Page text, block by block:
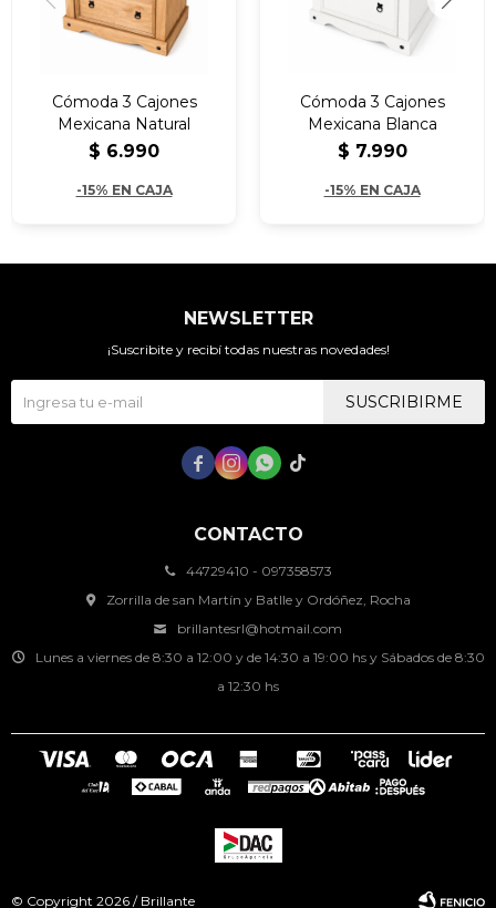
Cómoda 3 Cajones
Mexicana Natural
$ 6.990
-15% EN CAJA
Cómoda 3 Cajones
Mexicana Blanca
$ 7.990
-15% EN CAJA
CONTACTO
44729410 - 097358573
Zorrilla de san Martín y Batlle y Ordóñez, Rocha
brillantesrl@hotmail.com
Lunes a viernes de 8:30 a 12:00 y de 14:30 a 19:00 hs y Sábados de 8:30
a 12:30 hs
NEWSLETTER
¡Suscribite y recibí todas nuestras novedades!
SUSCRIBIRME
   
© Copyright 2026 / Brillante